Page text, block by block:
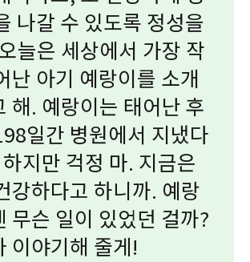
나갈 수 있도록 정성을
늘은 세상에서 가장 작
난 아기 예랑이를 소개
해. 예랑이는 태어난 후
일간 병원에서 지냈다
지만 걱정 마. 지금은
강하다고 하니까. 예랑
무슨 일이 있었던 걸까?
이야기해 줄게!